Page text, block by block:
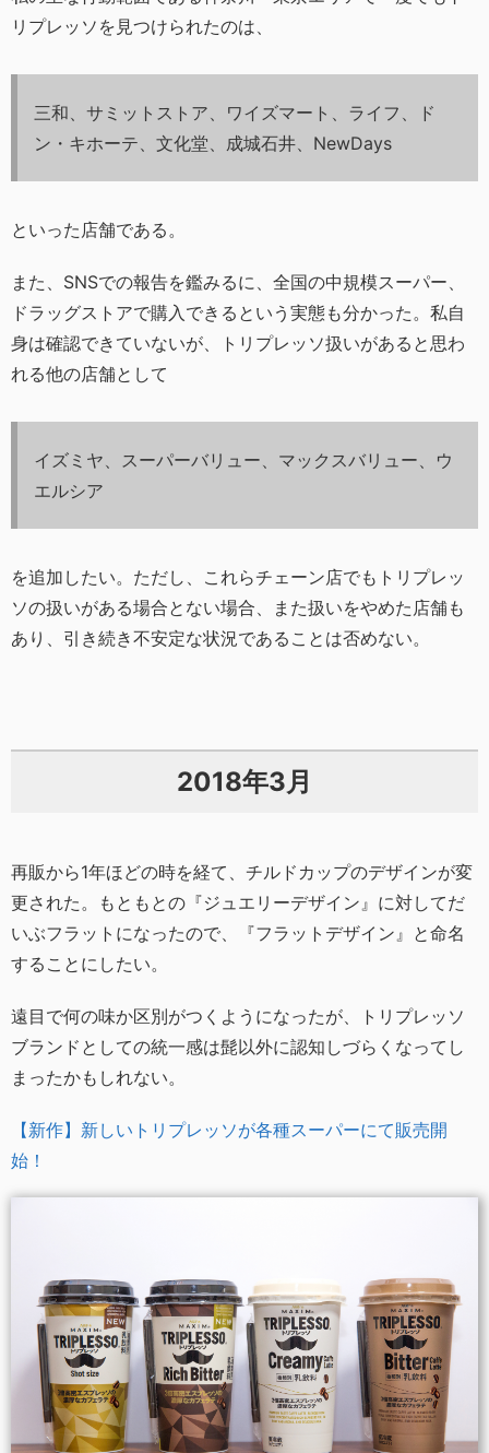
リプレッソを見つけられたのは、
三和、サミットストア、ワイズマート、ライフ、ド
ン・キホーテ、文化堂、成城石井、NewDays
といった店舗である。
また、SNSでの報告を鑑みるに、全国の中規模スーパー、
ドラッグストアで購入できるという実態も分かった。私自
身は確認できていないが、トリプレッソ扱いがあると思わ
れる他の店舗として
イズミヤ、スーパーバリュー、マックスバリュー、ウ
エルシア
を追加したい。ただし、これらチェーン店でもトリプレッ
ソの扱いがある場合とない場合、また扱いをやめた店舗も
あり、引き続き不安定な状況であることは否めない。
2018年3月
再販から1年ほどの時を経て、チルドカップのデザインが変
更された。もともとの『ジュエリーデザイン』に対してだ
いぶフラットになったので、『フラットデザイン』と命名
することにしたい。
遠目で何の味か区別がつくようになったが、トリプレッソ
ブランドとしての統一感は髭以外に認知しづらくなってし
まったかもしれない。
【新作】新しいトリプレッソが各種スーパーにて販売開
始！